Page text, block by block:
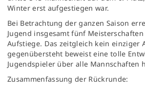
Winter erst aufgestiegen war.
Bei Betrachtung der ganzen Saison
Jugend insgesamt fünf
Aufstiege. Das zeitgleich kein einziger
gegenübersteht beweist eine tolle
Jugendspieler über alle Mannschaften
Zusammenfassung der Rückrunde: